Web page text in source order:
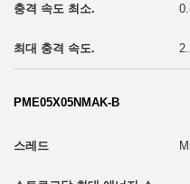
PME05X05NMAK-B